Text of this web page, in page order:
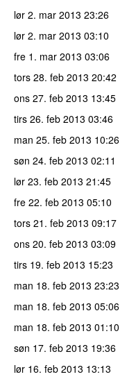
lør 2. mar 2013 23:26
lør 2. mar 2013 03:10
fre 1. mar 2013 03:06
tors 28. feb 2013 20:42
ons 27. feb 2013 13:45
tirs 26. feb 2013 03:46
man 25. feb 2013 10:26
søn 24. feb 2013 02:11
lør 23. feb 2013 21:45
fre 22. feb 2013 05:10
tors 21. feb 2013 09:17
ons 20. feb 2013 03:09
tirs 19. feb 2013 15:23
man 18. feb 2013 23:23
man 18. feb 2013 05:06
man 18. feb 2013 01:10
søn 17. feb 2013 19:36
lør 16. feb 2013 13:13